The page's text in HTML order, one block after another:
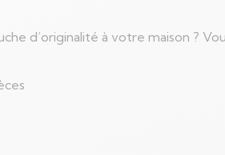
d’originalité à votre maison ?